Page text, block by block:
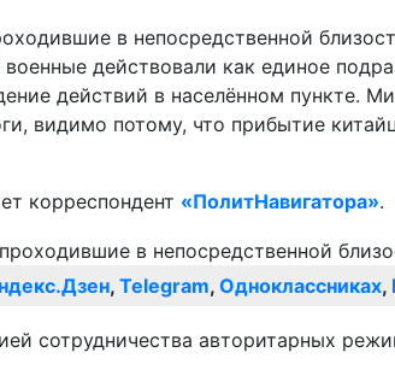
в непосредственной
действовали как единое
действий в населённом пункте.
видимо потому, что прибытие
корреспондент «ПолитНавигатора».
, Telegram, Одноклассниках,
сотрудничества авторитарных